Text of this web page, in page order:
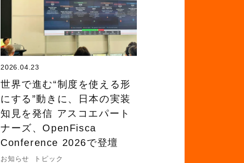
2026.04.23
世界で進む“制度を使える形
にする”動きに、日本の実装
知見を発信 アスコエパート
ナーズ、OpenFisca
Conference 2026で登壇
お知らせ トピック